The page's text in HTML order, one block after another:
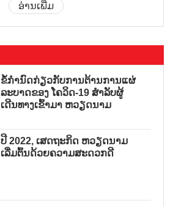
ອ່ານເພີ່ມ
ຂໍ້ກຳນົດກ່ຽວກັບການຕ້ານການແຜ່
ລະບາດຂອງ ໂຄວິດ-19 ສຳລັບຜູ້
ເດີນທາງເຂົ້າມາ ຫວຽດນາມ
ປີ 2022, ເສດຖະກິດ ຫວຽດນາມ
ເລີ່ມຕົ້ນດ້ວຍຄວາມສະດວກດີ